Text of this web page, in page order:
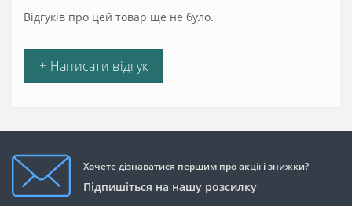
Відгуків про цей товар ще не було.
+ Написати відгук
Хочете дізнаватися першим про акції і знижки?
Підпишіться на нашу розсилку